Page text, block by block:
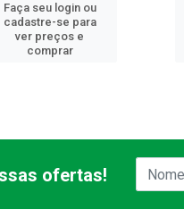
Faça seu login ou
cadastre-se para
ver preços e
comprar
ofertas!